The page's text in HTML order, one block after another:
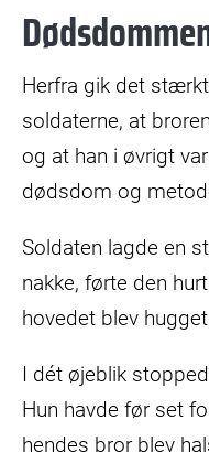
Herfra gik det
soldaterne, at
og at han i øvrigt
dødsdom og
Soldaten lagde en
nakke, førte den
hovedet blev
I dét øjeblik
Hun havde før set
hendes bror blev